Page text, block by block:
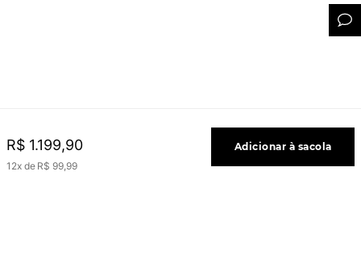
R$ 1.199,90
12 R$ 99,99
Adicionar à sacola